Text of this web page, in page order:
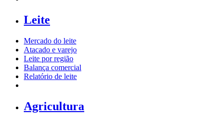
Leite
Mercado do leite
Atacado e varejo
Leite por região
Balança comercial
Relatório de leite
Agricultura